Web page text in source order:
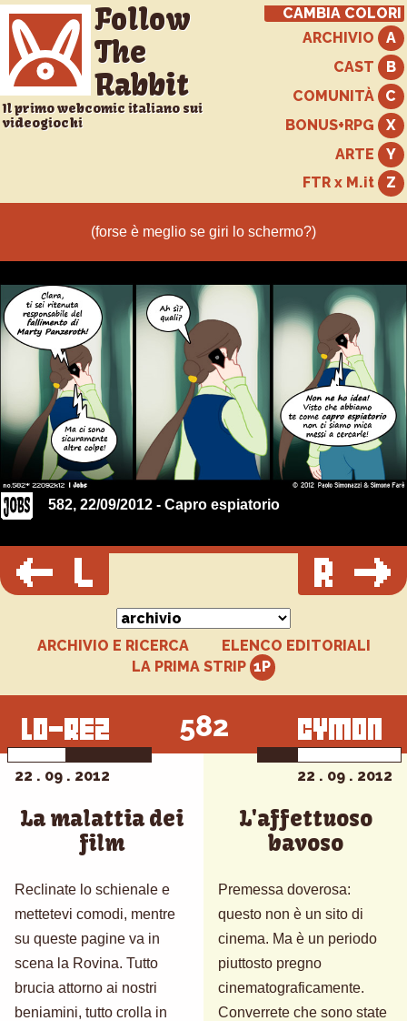
Follow
The
Rabbit
Il primo webcomic italiano sui
videogiochi
CAMBIA COLORI
ARCHIVIO
CAST
COMUNITÀ
BONUS+RPG
ARTE
FTR x M.it
582, 22/09/2012 - Capro espiatorio
ARCHIVIO E RICERCA
ELENCO EDITORIALI
LA PRIMA STRIP
582
22 . 09 . 2012
La malattia dei
film
Reclinate lo schienale e
mettetevi comodi, mentre
su queste pagine va in
scena la Rovina. Tutto
brucia attorno ai nostri
beniamini, tutto crolla in
22 . 09 . 2012
L'affettuoso
bavoso
Premessa doverosa:
questo non è un sito di
cinema. Ma è un periodo
piuttosto pregno
cinematograficamente.
Converrete che sono state